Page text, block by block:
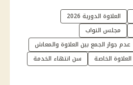
العلاوة الدورية 2026
مجلس النواب
عدم جواز الجمع بين العلاوة والمعاش
العلاوة الخاصة
سن انتهاء الخدمة